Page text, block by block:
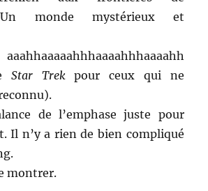
monde mystérieux et
Star Trekpour ceux qui ne
de l’emphase juste pour
Il n’y a rien de bien compliqué
montrer.